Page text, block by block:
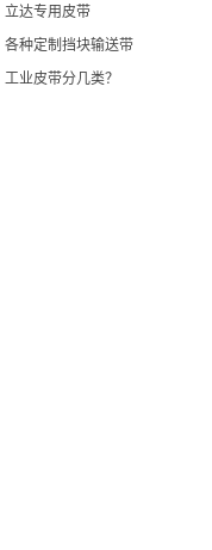
立达专用皮带
各种定制挡块输送带
工业皮带分几类？